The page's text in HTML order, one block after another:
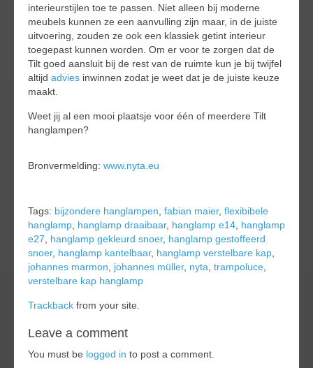
interieurstijlen toe te passen. Niet alleen bij moderne
meubels kunnen ze een aanvulling zijn maar, in de juiste
uitvoering, zouden ze ook een klassiek getint interieur
toegepast kunnen worden. Om er voor te zorgen dat de
Tilt goed aansluit bij de rest van de ruimte kun je bij twijfel
altijd advies inwinnen zodat je weet dat je de juiste keuze
maakt.
Weet jij al een mooi plaatsje voor één of meerdere Tilt
hanglampen?
Bronvermelding: www.nyta.eu
Tags: bijzondere hanglampen fabian maier, flexibibele
hanglamp hanglamp draaibaar, hanglamp e14 hanglamp
e27
hanglamp gekleurd snoer, hanglamp gestoffeerd
snoer, hanglamp kantelbaar, hanglamp verstelbare kap
johannes marmon
johannes müller, nyta trampoluce
verstelbare kap hanglamp
Trackback from your site.
Leave a comment
You must be logged in to post a comment.